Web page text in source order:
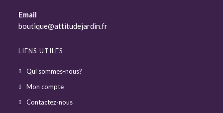
Email
boutique@attitudejardin.fr
LIENS UTILES
Qui sommes-nous?
Mon compte
Contactez-nous